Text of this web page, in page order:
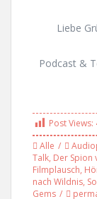
Liebe
Podcast &
Post Views:
Alle
Talk, Der Spion
Filmplausch,
nach Wildnis,
Gems